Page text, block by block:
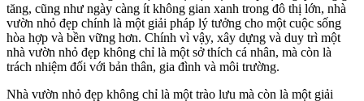
tăng, cũng như ngày càng ít không gian xanh trong đô thị lớn, nhà
vườn nhỏ đẹp chính là một giải pháp lý tưởng cho một cuộc sống
hòa hợp và bền vững hơn. Chính vì vậy, xây dựng và duy trì một
nhà vườn nhỏ đẹp không chỉ là một sở thích cá nhân, mà còn là
trách nhiệm đối với bản thân, gia đình và môi trường.
Nhà vườn nhỏ đẹp không chỉ là một trào lưu mà còn là một giải